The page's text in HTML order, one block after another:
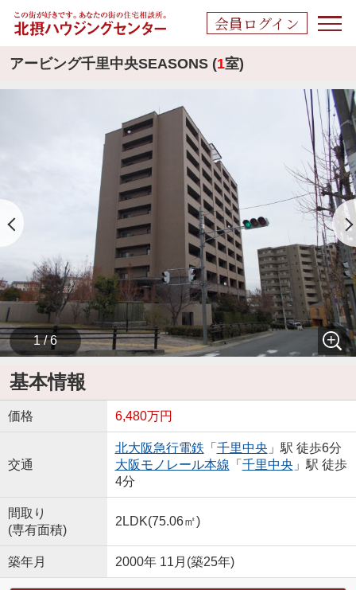
会員ログイン
アービング千里中央SEASONS (1室)
1 / 6
基本情報
価格 6,480万円
交通
北大阪急行電鉄 「 千里中央 」駅 徒歩6分
大阪モノレール本線 「 千里中央 」駅 徒歩
4分
間取り
(専有面積)
2LDK(75.06㎡)
築年月 2000年 11月(築25年)